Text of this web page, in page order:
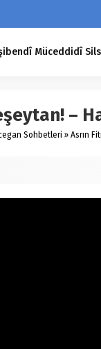
Müceddidî
–
Sohbetleri » Asrın